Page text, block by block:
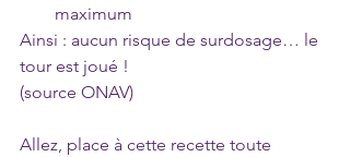
maximum
Ainsi : aucun risque de surdosage… le
tour est joué !
(source ONAV)
Allez, place à cette recette toute